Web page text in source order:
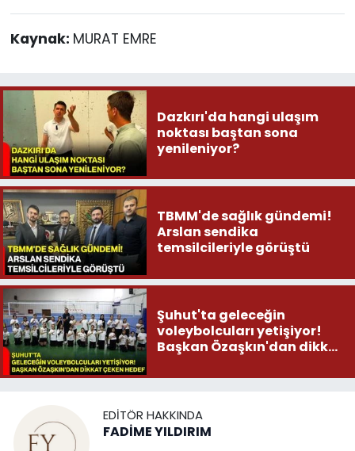
Kaynak: MURAT EMRE
Dazkırı'da hangi ulaşım
noktası baştan sona
yenileniyor?
TBMM'de sağlık gündemi!
Arslan sendika
temsilcileriyle görüştü
Şuhut'ta geleceğin
voleybolcuları yetişiyor!
Başkan Özaşkın'dan dikkat
EDITÖR HAKKINDA
FADİME YILDIRIM